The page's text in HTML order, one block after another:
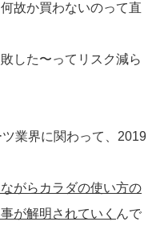
故か買わないのって直
した〜ってリスク減ら
業界に関わって、2019
がらカラダの使い方の
が解明されていく んで